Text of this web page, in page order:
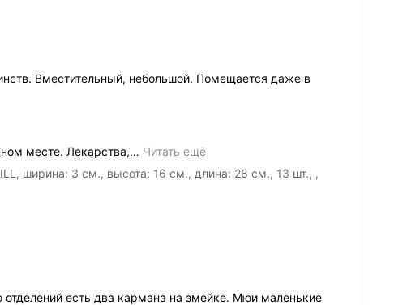
Вместительный, небольшой. Помещается даже в
месте. Лекарства,… Читать ещё
ширина: 3 см., высота: 16 см., длина: 28 см., 13 шт., ,
отделений есть два кармана на змейке. Мюи маленькие